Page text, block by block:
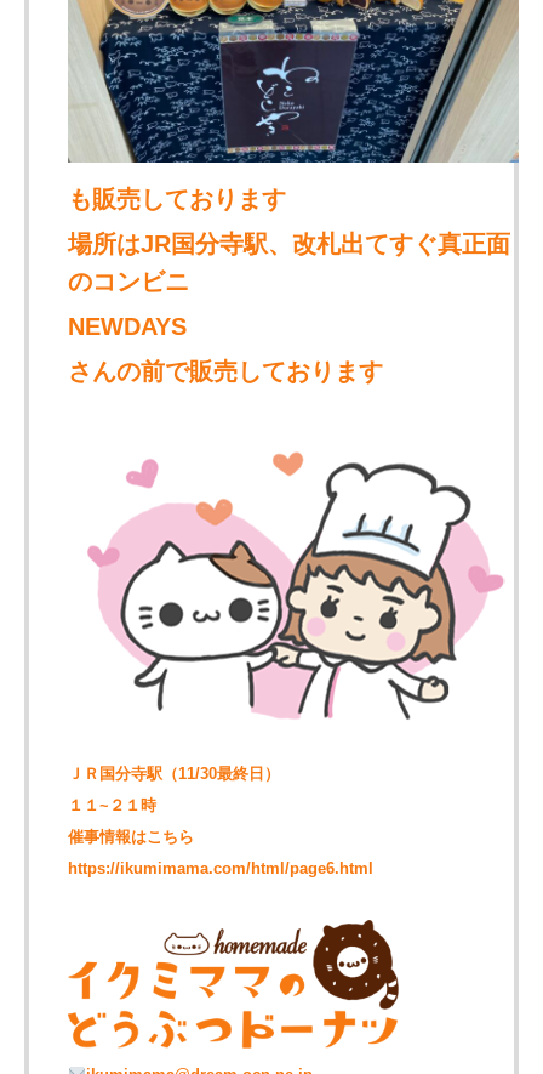
も販売しております
場所はJR国分寺駅、改札出てすぐ真正面
のコンビニ
NEWDAYS
さんの前で販売しております
ＪＲ国分寺駅（11/30最終日）
１１~２１時
催事情報はこちら
https://ikumimama.com/html/page6.html